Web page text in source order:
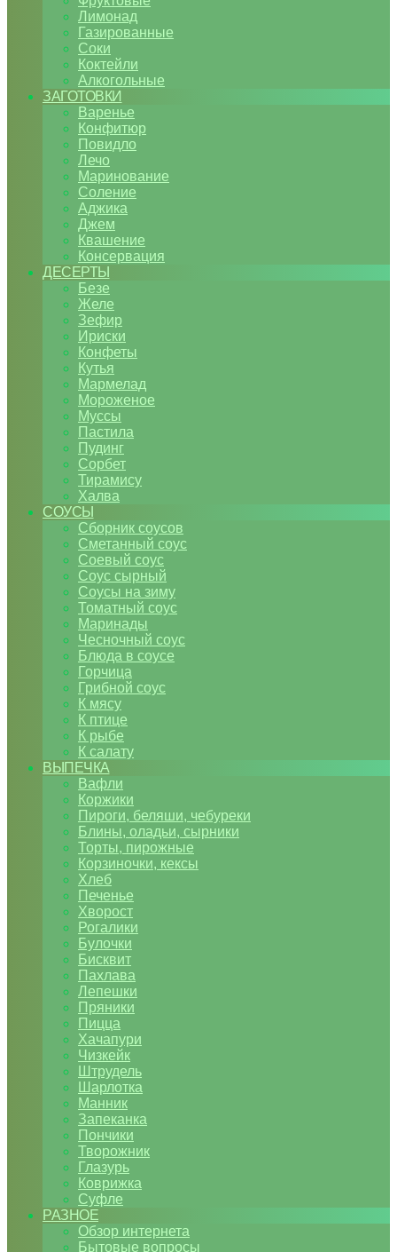
Лимонад
Газированные
Соки
Коктейли
Алкогольные
ЗАГОТОВКИ
Варенье
Конфитюр
Повидло
Лечо
Маринование
Соление
Аджика
Джем
Квашение
Консервация
ДЕСЕРТЫ
Безе
Желе
Зефир
Ириски
Конфеты
Кутья
Мармелад
Мороженое
Муссы
Пастила
Пудинг
Сорбет
Тирамису
Халва
СОУСЫ
Сборник соусов
Сметанный соус
Соевый соус
Соус сырный
Соусы на зиму
Томатный соус
Маринады
Чесночный соус
Блюда в соусе
Горчица
Грибной соус
К мясу
К птице
К рыбе
К салату
ВЫПЕЧКА
Вафли
Коржики
Пироги, беляши, чебуреки
Блины, оладьи, сырники
Торты, пирожные
Корзиночки, кексы
Хлеб
Печенье
Хворост
Рогалики
Булочки
Бисквит
Пахлава
Лепешки
Пряники
Пицца
Хачапури
Чизкейк
Штрудель
Шарлотка
Манник
Запеканка
Пончики
Творожник
Глазурь
Коврижка
Суфле
РАЗНОЕ
Обзор интернета
Бытовые вопросы